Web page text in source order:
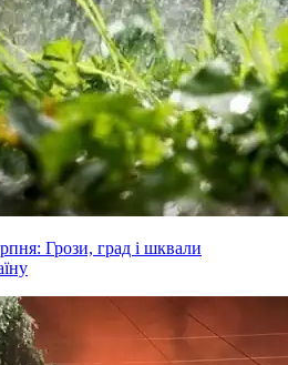
Грози, град і шквали